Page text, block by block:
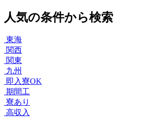
人気の条件から検索
東海
関西
関東
九州
即入寮OK
期間工
寮あり
高収入